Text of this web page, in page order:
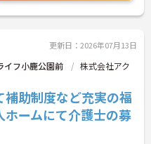
更新日：2026年07月13日
イフ小鹿公園前
株式会社アク
補助制度など充実の福
ームにて介護士の募